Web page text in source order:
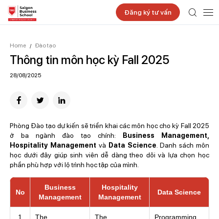
Đăng ký tư vấn
Home / Đào tạo
Thông tin môn học kỳ Fall 2025
28/08/2025
Phòng Đào tạo dự kiến sẽ triển khai các môn học cho kỳ Fall 2025
ở ba ngành đào tạo chính:
Business Management,
Hospitality Management và Data Science . Danh sách môn
học dưới đây giúp sinh viên dễ dàng theo dõi và lựa chọn học
phần phù hợp với lộ trình học tập của mình.
No
Business
Management
Hospitality
Management
Data Science
1 The The Programming